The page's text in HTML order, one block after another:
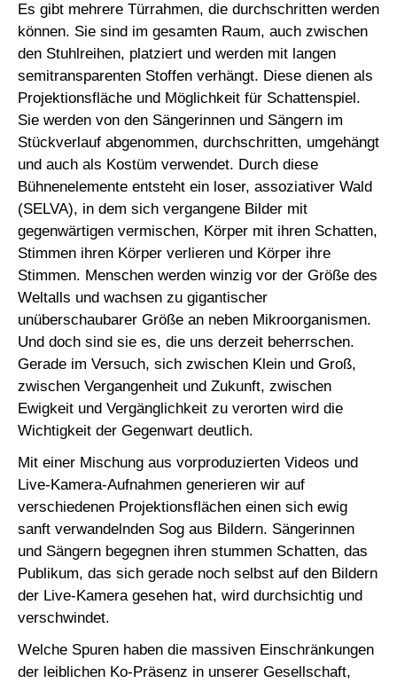
Es gibt mehrere Türrahmen, die durchschritten werden
können. Sie sind im gesamten Raum, auch zwischen
den Stuhlreihen, platziert und werden mit langen
semitransparenten Stoffen verhängt. Diese dienen als
Projektionsfläche und Möglichkeit für Schattenspiel.
Sie werden von den Sängerinnen und Sängern im
Stückverlauf abgenommen, durchschritten, umgehängt
und auch als Kostüm verwendet. Durch diese
Bühnenelemente entsteht ein loser, assoziativer Wald
(SELVA), in dem sich vergangene Bilder mit
gegenwärtigen vermischen, Körper mit ihren Schatten,
Stimmen ihren Körper verlieren und Körper ihre
Stimmen. Menschen werden winzig vor der Größe des
Weltalls und wachsen zu gigantischer
unüberschaubarer Größe an neben Mikroorganismen.
Und doch sind sie es, die uns derzeit beherrschen.
Gerade im Versuch, sich zwischen Klein und Groß,
zwischen Vergangenheit und Zukunft, zwischen
Ewigkeit und Vergänglichkeit zu verorten wird die
Wichtigkeit der Gegenwart deutlich.
Mit einer Mischung aus vorproduzierten Videos und
Live-Kamera-Aufnahmen generieren wir auf
verschiedenen Projektionsflächen einen sich ewig
sanft verwandelnden Sog aus Bildern. Sängerinnen
und Sängern begegnen ihren stummen Schatten, das
Publikum, das sich gerade noch selbst auf den Bildern
der Live-Kamera gesehen hat, wird durchsichtig und
verschwindet.
Welche Spuren haben die massiven Einschränkungen
der leiblichen Ko-Präsenz in unserer Gesellschaft,